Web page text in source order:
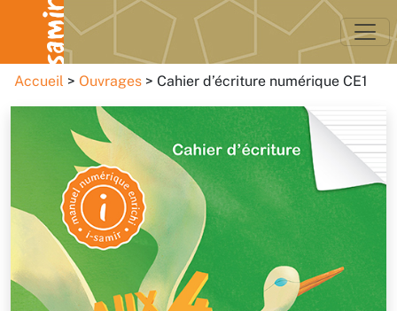
Accueil Ouvrages Cahier d’écriture numérique CE1